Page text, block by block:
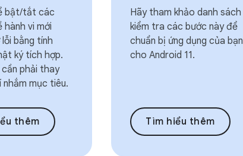
bật/tắt các
hành vi mới
bằng tính
ký tích hợp.
cần phải thay
mục tiêu.
thêm
Hãy tham khảo danh sách
kiểm tra các bước này để
chuẩn bị ứng dụng của bạn
cho Android 11.
Tìm hiểu thêm